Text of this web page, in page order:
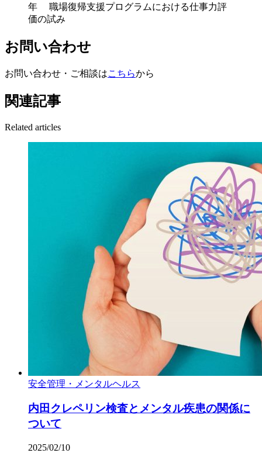
年 職場復帰支援プログラムにおける仕事力評
価の試み
お問い合わせ
お問い合わせ・ご相談はこちらから
関連記事
Related articles
安全管理・メンタルヘルス
内田クレペリン検査とメンタル疾患の関係に
ついて
2025/02/10